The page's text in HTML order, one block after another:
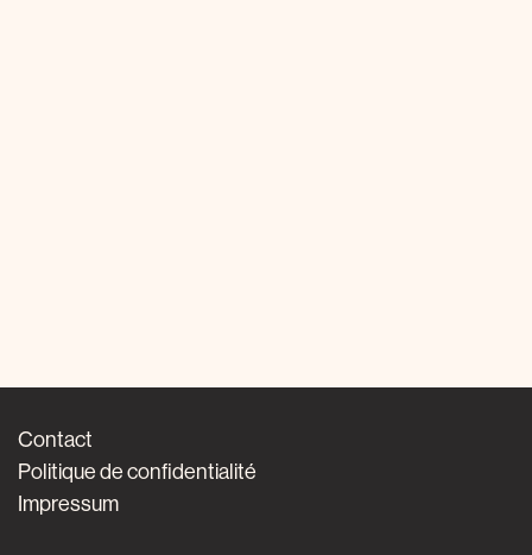
Contact
Politique de confidentialité
Impressum